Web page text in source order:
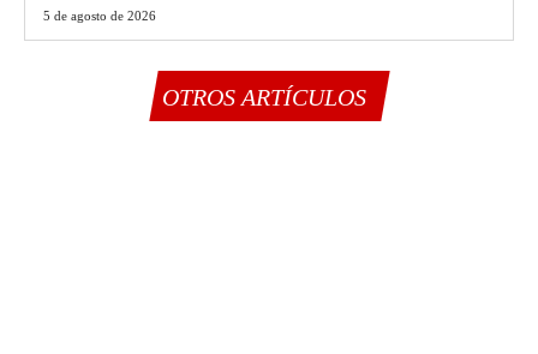
5 de agosto de 2026
OTROS ARTÍCULOS